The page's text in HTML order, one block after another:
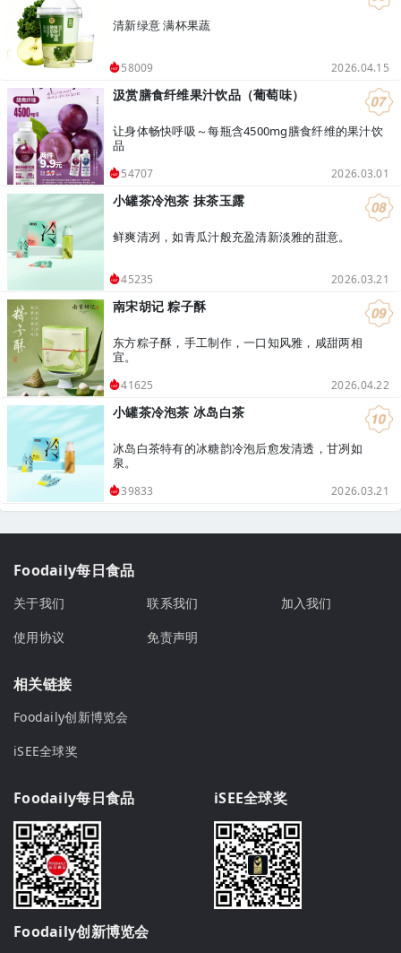
清新绿意 满杯果蔬
58009 2026.04.15
汲赏膳食纤维果汁饮品（葡萄味）
让身体畅快呼吸～每瓶含4500mg膳食纤维的果汁饮
品
54707 2026.03.01
小罐茶冷泡茶 抹茶玉露
鲜爽清冽，如青瓜汁般充盈清新淡雅的甜意。
45235 2026.03.21
南宋胡记 粽子酥
东方粽子酥，手工制作，一口知风雅，咸甜两相
宜。
41625 2026.04.22
小罐茶冷泡茶 冰岛白茶
冰岛白茶特有的冰糖韵冷泡后愈发清透，甘冽如
泉。
39833 2026.03.21
Foodaily每日食品
关于我们 联系我们
加入我们
使用协议
免责声明
相关链接
Foodaily创新博览会
iSEE全球奖
Foodaily每日食品 iSEE全球奖
Foodaily创新博览会